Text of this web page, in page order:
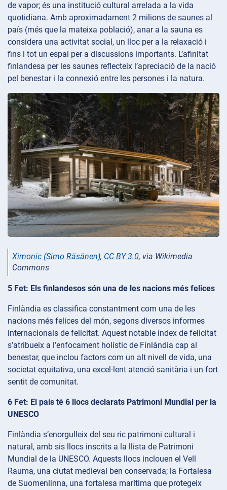
de vapor; és una institució cultural arrelada a la vida
quotidiana. Amb aproximadament 2 milions de saunes al
país (més que la mateixa població), anar a la sauna es
considera una activitat social, un lloc per a la relaxació i
fins i tot un espai per a discussions importants. L’afinitat
finlandesa per les saunes reflecteix l’apreciació de la nació
pel benestar i la connexió entre les persones i la natura.
Ximonic (Simo Räsänen), CC BY 3.0, via Wikimedia
Commons
5 Fet: Els finlandesos són una de les nacions més felices
Finlàndia es classifica constantment com una de les
nacions més felices del món, segons diversos informes
internacionals de felicitat. Aquest notable índex de felicitat
s’atribueix a l’enfocament holístic de Finlàndia cap al
benestar, que inclou factors com un alt nivell de vida, una
societat equitativa, una excel·lent atenció sanitària i un fort
sentit de comunitat.
6 Fet: El país té 6 llocs declarats Patrimoni Mundial per la
UNESCO
Finlàndia s’enorgulleix del seu ric patrimoni cultural i
natural, amb sis llocs inscrits a la llista de Patrimoni
Mundial de la UNESCO. Aquests llocs inclouen el Vell
Rauma, una ciutat medieval ben conservada; la Fortalesa
de Suomenlinna, una fortalesa marítima que protegeix